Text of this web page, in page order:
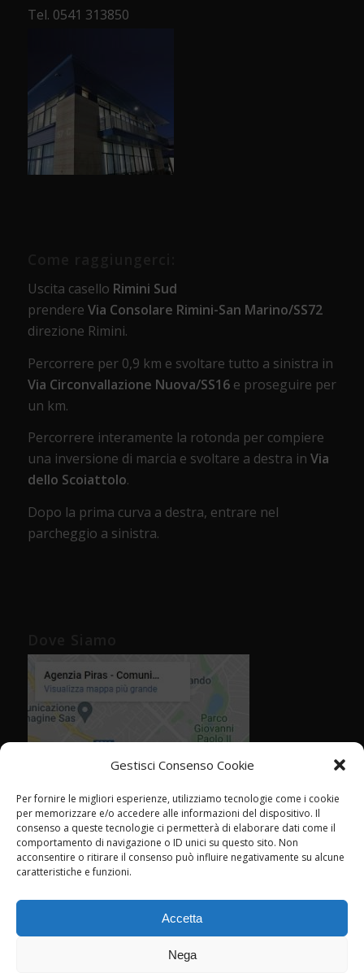
Gestisci Consenso Cookie
Per fornire le migliori esperienze, utilizziamo tecnologie come i cookie
per memorizzare e/o accedere alle informazioni del dispositivo. Il
consenso a queste tecnologie ci permetterà di elaborare dati come il
comportamento di navigazione o ID unici su questo sito. Non
acconsentire o ritirare il consenso può influire negativamente su alcune
caratteristiche e funzioni.
Accetta
Nega
Tel. 0541 313850
Uscita casello Rimini Sud
prendere Via Consolare Rimini-San Marino/SS72
direzione Rimini.
Percorrere per 0,9 km e svoltare tutto a sinistra in
Via Circonvallazione Nuova/SS16e proseguire per
un km.
Percorrere interamente la rotonda per compiere
una inversione di marcia e svoltare a destra in Via
dello Scoiattolo.
Dopo la prima curva a destra, entrare nel
parcheggio a sinistra.